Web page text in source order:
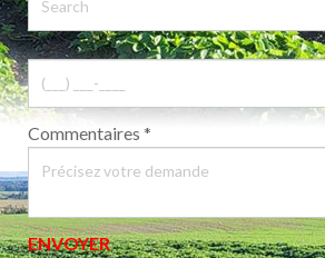
Commentaires *
ENVOYER